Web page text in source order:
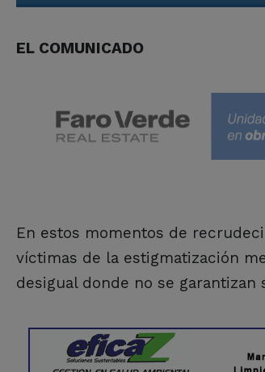
EL COMUNICADO
En estos momentos de
víctimas de la estigmatización
desigual donde no se garantizan